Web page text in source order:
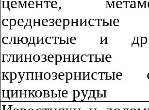
слюдистые и
глинозернистые
крупнозернистые
цинковые руды